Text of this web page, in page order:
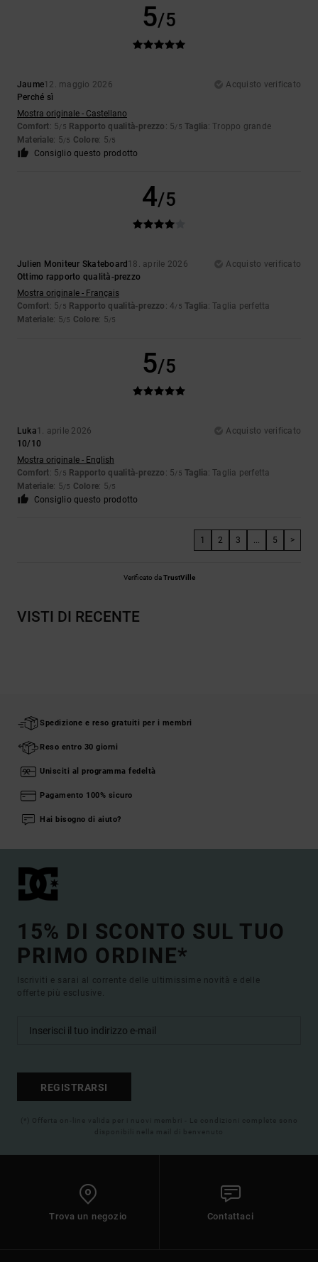
5/5
Jaume12. maggio 2026
Acquisto verificato
Perché sì
Mostra originale - Castellano
Comfort: 5/5 Rapporto qualità-prezzo : 5/5 Taglia: Troppo grande
Materiale: 5/5 Colore: 5/5
Consiglio questo prodotto
4/5
Julien Moniteur Skateboard 18. aprile 2026
Acquisto verificato
Ottimo rapporto qualità-prezzo
Mostra originale - Français
Comfort: 5/5 Rapporto qualità-prezzo : 4/5 Taglia: Taglia perfetta
Materiale: 5/5 Colore: 5/5
5/5
Luka1. aprile 2026
Acquisto verificato
10/10
Mostra originale - English
Comfort: 5/5 Rapporto qualità-prezzo : 5/5 Taglia: Taglia perfetta
Materiale: 5/5 Colore: 5/5
Consiglio questo prodotto
1 2 3 ... 5 >
Verificato daTrustVille
VISTI DI RECENTE
Spedizione e reso gratuiti per i membri
Reso entro 30 giorni
Unisciti al programma fedeltà
Pagamento 100% sicuro
Hai bisogno di aiuto?
15% DI SCONTO SUL TUO
PRIMO ORDINE*
Iscriviti e sarai al corrente delle ultimissime novità e delle
offerte più esclusive.
REGISTRARSI
(*) Offerta on-line valida per i nuovi membri - Le condizioni complete sono
disponibili nella mail di benvenuto
Trova un negozio Contattaci